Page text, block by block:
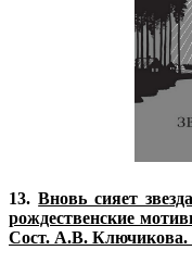
13.Вновь сияет
рождественские
Сост. А.В. Ключикова.